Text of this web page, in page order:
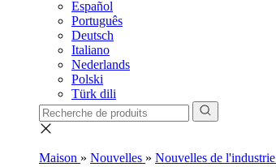
Español
Português
Deutsch
Italiano
Nederlands
Polski
Türk dili
Maison » Nouvelles » Nouvelles de l'industrie